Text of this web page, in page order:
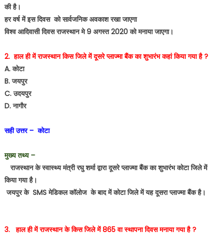
की है।
हर वर्ष में इस दिवस को सार्वजनिक अवकाश रखा जाएगा
विश्व आदिवासी दिवस राजस्थान मे 9 अगस्त 2020 को मनाया जाएगा।
2. हाल ही में राजस्थान किस जिले में दूसरे प्लाज्मा बैंक का शुभारंभ कहां किया गया है ?
A. कोटा
B. जयपुर
C. उदयपुर
D. नागौर
सही उत्तर – कोटा
मुख्य तथ्य –
राजस्थान के स्वास्थ्य मंत्री रघु शर्मा द्वारा दूसरे प्लाज्मा बैंक का शुभारंभ कोटा जिले में
किया गया है।
जयपुर के SMS मेडिकल कॉलोज के बाद में कोटा जिले में यह दूसरा प्लाज्मा बैंक है।
3. हाल ही में राजस्थान के किस जिले में 865 वा स्थापना दिवस मनाया गया है ?